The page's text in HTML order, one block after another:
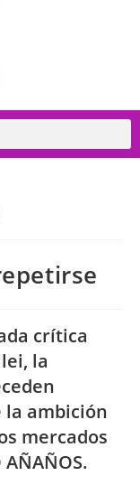
crítica
la
ambición
mercados